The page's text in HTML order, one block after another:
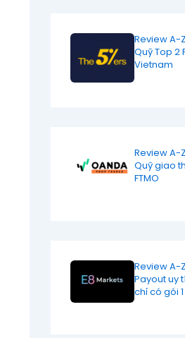
Review A-
Quỹ Top 2
Vietnam
Review A-
Quỹ giao
FTMO
Review A-
Payout uy
chỉ có gói